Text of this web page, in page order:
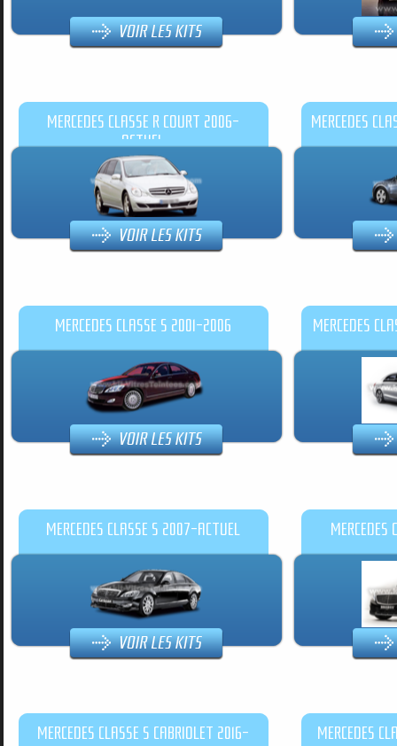
MERCEDES CLASSE R COURT 2006-
ACTUEL
MERCEDES
MERCEDES CLASSE S 2001-2006 MERCEDES
MERCEDES CLASSE S 2007-ACTUEL
MERCEDES CLASSE S CABRIOLET 2016-
MERCEDES